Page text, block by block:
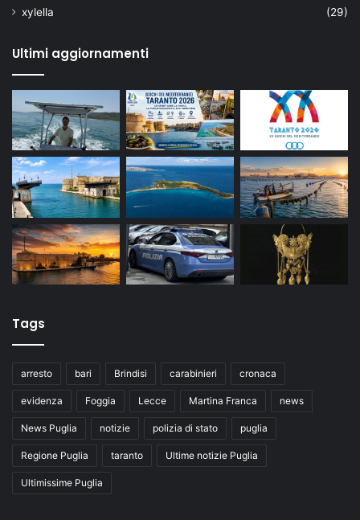
xylella
(29)
Ultimi aggiornamenti
Tags
arresto bari Brindisi carabinieri cronaca
evidenza Foggia Lecce Martina Franca news
News Puglia notizie polizia di stato puglia
Regione Puglia taranto Ultime notizie Puglia
Ultimissime Puglia